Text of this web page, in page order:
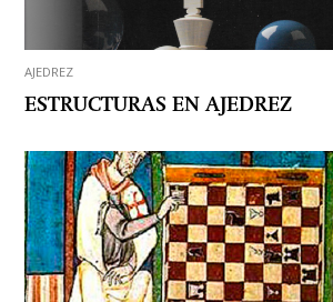
AJEDREZ
ESTRUCTURAS EN AJEDREZ